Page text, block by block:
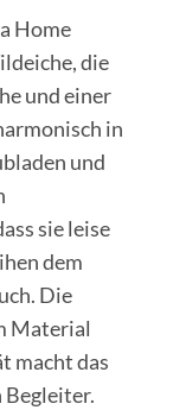
Home
die
und einer
in
und
sie leise
dem
Die
Material
macht das
Begleiter.